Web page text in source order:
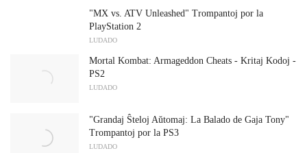
"MX vs. ATV Unleashed" Trompantoj por la
PlayStation 2
LUDADO
Mortal Kombat: Armageddon Cheats - Kritaj Kodoj -
PS2
LUDADO
"Grandaj Ŝteloj Aŭtomaj: La Balado de Gaja Tony"
Trompantoj por la PS3
LUDADO